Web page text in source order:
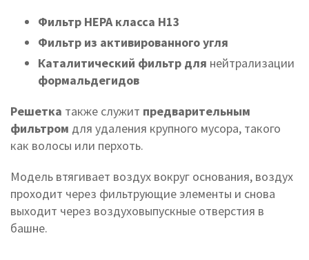
Фильтр HEPA класса H13
Фильтр из активированного угля
Каталитический фильтр для нейтрализации
формальдегидов
Решетка также служит предварительным
фильтром для удаления крупного мусора, такого
как волосы или перхоть.
Модель втягивает воздух вокруг основания, воздух
проходит через фильтрующие элементы и снова
выходит через воздуховыпускные отверстия в
башне.